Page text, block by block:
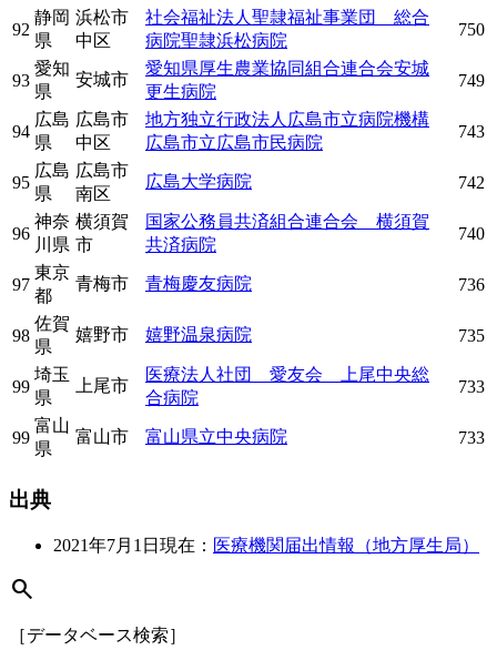
92
静岡
県
浜松市
中区
社会福祉法人聖隷福祉事業団 総合
病院聖隷浜松病院
750
93
愛知
県
安城市
愛知県厚生農業協同組合連合会安城
更生病院
749
94
広島
県
広島市
中区
地方独立行政法人広島市立病院機構
広島市立広島市民病院
743
95
広島
県
広島市
南区
広島大学病院 742
96
神奈
川県
横須賀
市
国家公務員共済組合連合会 横須賀
共済病院
740
97
東京
都
青梅市 青梅慶友病院 736
98
佐賀
県
嬉野市 嬉野温泉病院 735
99
埼玉
県
上尾市
医療法人社団 愛友会 上尾中央総
合病院
733
99
富山
県
富山市 富山県立中央病院 733
出典
2021年7月1日現在： 医療機関届出情報（地方厚生局）
search
［データベース検索］